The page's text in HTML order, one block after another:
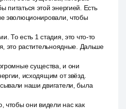
питаться этой энергией. Есть
эволюционировали, чтобы
То есть 1 стадия, это что-то
это растительноядные. Дальше
существа, и они
исходящим от звёзд.
наши двигатели, была
чтобы они видели нас как